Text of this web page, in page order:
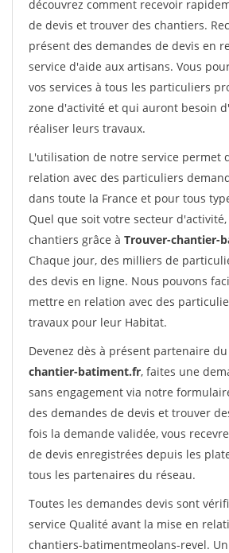
découvrez comment recevoir
de devis et trouver des chantiers.
présent des demandes de devis en
service d'aide aux artisans. Vous
vos services à tous les particuliers
zone d'activité et qui auront besoin
réaliser leurs travaux.
L'utilisation de notre service permet
relation avec des particuliers
dans toute la France et pour tous
Quel que soit votre secteur
chantiers grâce à Trouver-chantier-
Chaque jour, des milliers de
des devis en ligne. Nous pouvons
mettre en relation avec des
travaux pour leur Habitat.
Devenez dès à présent partenaire
chantier-batiment.fr, faites une
sans engagement via notre
des demandes de devis et trouver
fois la demande validée, vous
de devis enregistrées depuis les
tous les partenaires du réseau.
Toutes les demandes devis sont
service Qualité avant la mise en
chantiers-batimentmeolans-revel.